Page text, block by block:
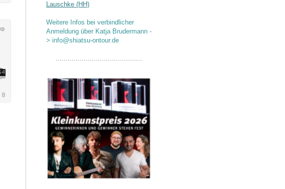
Lauschke (HH)
Weitere Infos bei verbindlicher
Anmeldung über Katja Brudermann -
> info@shiatsu-ontour.de
...........................................